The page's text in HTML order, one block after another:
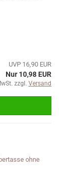
UVP 16,90 EUR
Nur 10,98 EUR
zzgl. Versand